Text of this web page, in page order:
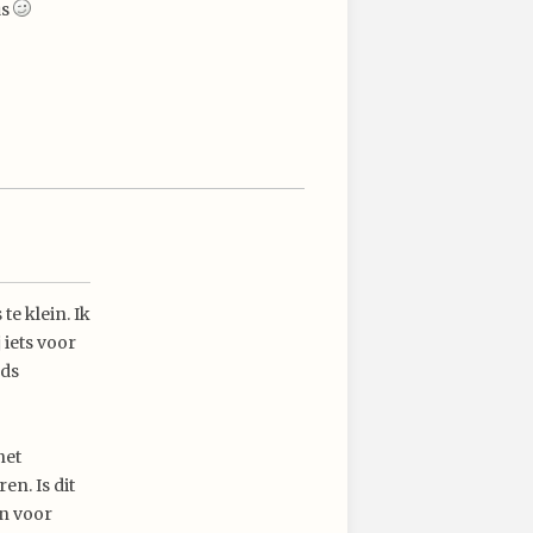
te klein. Ik
iets voor
Is dit
voor